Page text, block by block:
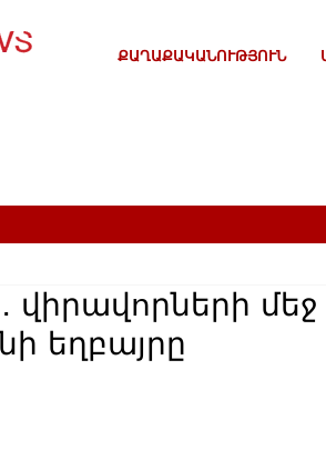
ՔԱՂԱՔԱԿԱՆՈՒԹՅՈՒՆ
մեջ
եղբայրը